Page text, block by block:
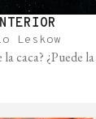
Leskow
caca? ¿Puede